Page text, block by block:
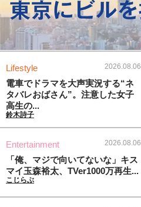
Lifestyle 2026.08.06
電車でドラマを大声実況する“ネ
タバレおばさん”。注意した女子
高生の...
鈴木詩子
Entertainment 2026.08.06
「俺、マジで向いてないな」キス
マイ玉森裕太、TVer1000万再生...
こじらぶ